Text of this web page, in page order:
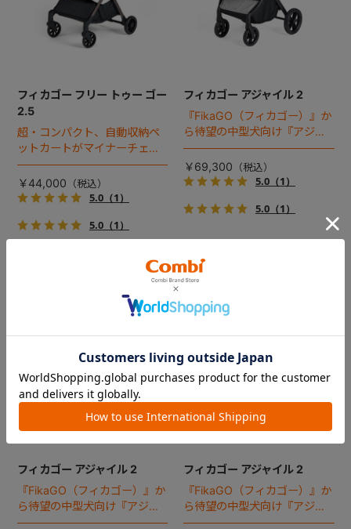
フィカゴー フリー トゥー ゴー
2.5
超・コンパクト、自動収納ペ
ットカートがマイナーチェン
ジ！
￥44,000
5.0（1）
5.0（1）
フィカゴー アジャイル 2
『FikaGO（フィカゴー）』か
ら待望の中型犬向け『アジャ
イル２』 登場！耐荷重30kg
で、しかも1秒・自動収納機能
搭載！！
￥69,300
5.0（1）
5.0（1）
フィカゴー アジャイル 2
『FikaGO（フィカゴー）』か
ら待望の中型犬向け『アジャ
イル２』 登場！耐荷重30kg
フィカゴー アジャイル 2
『FikaGO（フィカゴー）』か
ら待望の中型犬向け『アジャ
イル２』 登場！耐荷重30kg